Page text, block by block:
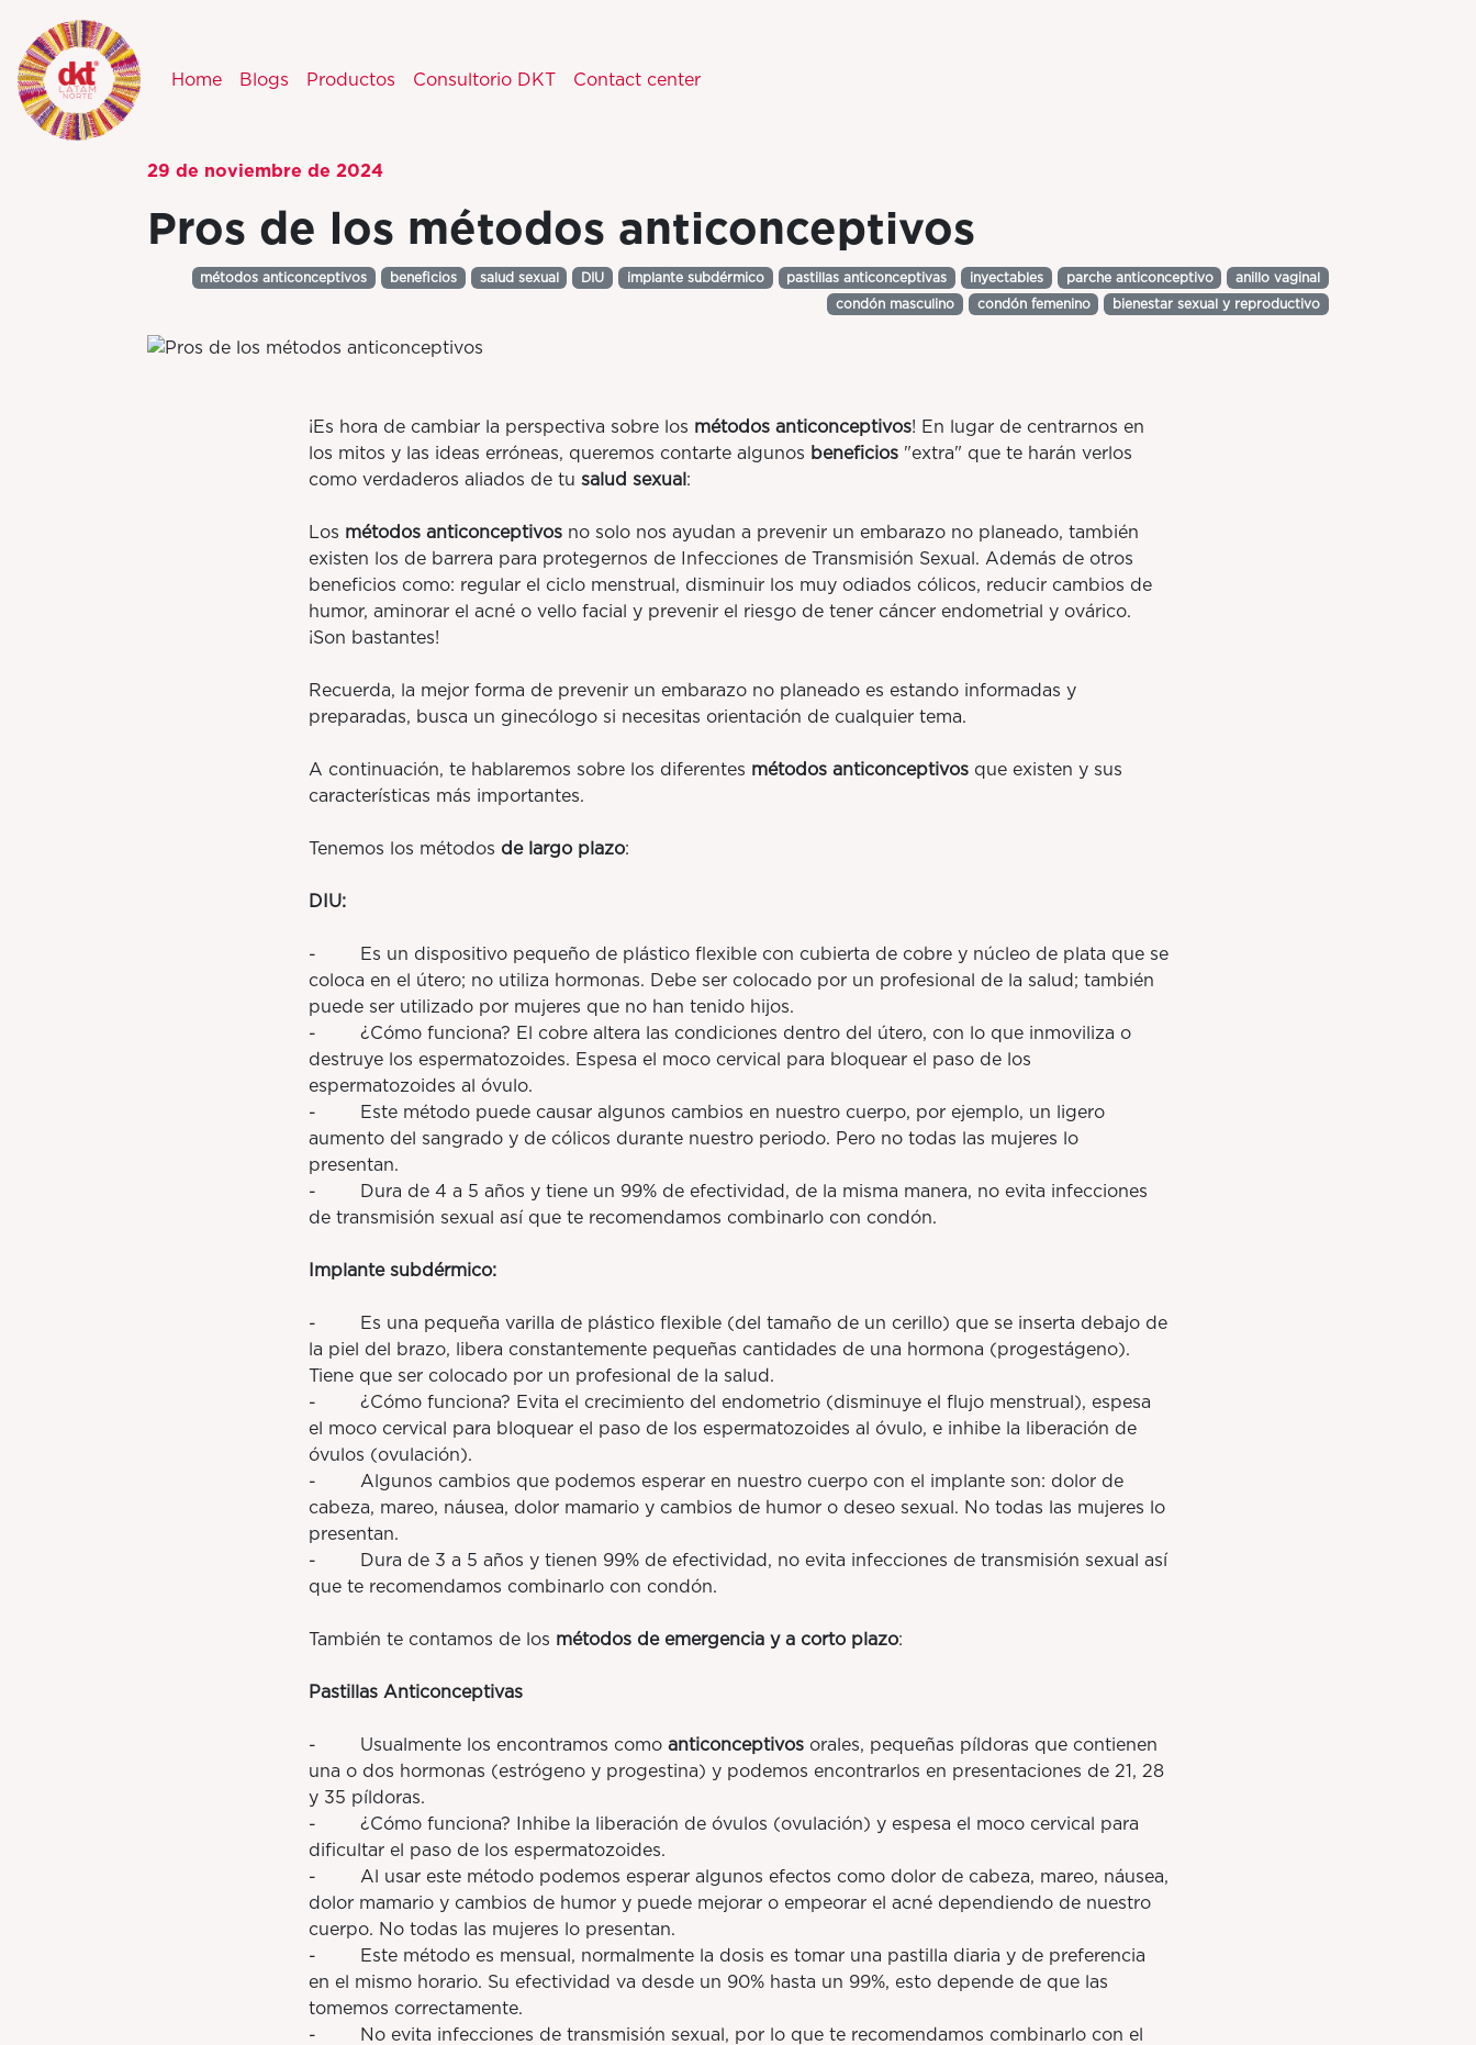
Home Blogs Productos Consultorio DKT Contact center
29 de noviembre de 2024
Pros de los métodos anticonceptivos
métodos anticonceptivos beneficios salud sexual DIU implante subdérmico pastillas anticonceptivas inyectables parche anticonceptivo
anillo vaginal
condón masculino
condón femenino bienestar sexual y reproductivo
¡Es hora de cambiar la perspectiva sobre los métodos anticonceptivos! En lugar de centrarnos en
los mitos y las ideas erróneas, queremos contarte algunos beneficios"extra" que te harán verlos
como verdaderos aliados de tu salud sexual :
Los métodos anticonceptivosno solo nos ayudan a prevenir un embarazo no planeado, también
existen los de barrera para protegernos de Infecciones de Transmisión Sexual. Además de otros
beneficios como: regular el ciclo menstrual, disminuir los muy odiados cólicos, reducir cambios de
humor, aminorar el acné o vello facial y prevenir el riesgo de tener cáncer endometrial y ovárico.
¡Son bastantes!
Recuerda, la mejor forma de prevenir un embarazo no planeado es estando informadas y
preparadas, busca un ginecólogo si necesitas orientación de cualquier tema.
A continuación, te hablaremos sobre los diferentes métodos anticonceptivosque existen y sus
características más importantes.
Tenemos los métodos de largo plazo:
DIU:
- Es un dispositivo pequeño de plástico flexible con cubierta de cobre y núcleo de plata que se
coloca en el útero; no utiliza hormonas. Debe ser colocado por un profesional de la salud; también
puede ser utilizado por mujeres que no han tenido hijos.
- ¿Cómo funciona? El cobre altera las condiciones dentro del útero, con lo que inmoviliza o
destruye los espermatozoides. Espesa el moco cervical para bloquear el paso de los
espermatozoides al óvulo.
- Este método puede causar algunos cambios en nuestro cuerpo, por ejemplo, un ligero
aumento del sangrado y de cólicos durante nuestro periodo. Pero no todas las mujeres lo
presentan.
- Dura de 4 a 5 años y tiene un 99% de efectividad, de la misma manera, no evita infecciones
de transmisión sexual así que te recomendamos combinarlo con condón.
Implante subdérmico:
- Es una pequeña varilla de plástico flexible (del tamaño de un cerillo) que se inserta debajo de
la piel del brazo, libera constantemente pequeñas cantidades de una hormona (progestágeno).
Tiene que ser colocado por un profesional de la salud.
- ¿Cómo funciona? Evita el crecimiento del endometrio (disminuye el flujo menstrual), espesa
el moco cervical para bloquear el paso de los espermatozoides al óvulo, e inhibe la liberación de
óvulos (ovulación).
- Algunos cambios que podemos esperar en nuestro cuerpo con el implante son: dolor de
cabeza, mareo, náusea, dolor mamario y cambios de humor o deseo sexual. No todas las mujeres lo
presentan.
- Dura de 3 a 5 años y tienen 99% de efectividad, no evita infecciones de transmisión sexual así
que te recomendamos combinarlo con condón.
También te contamos de los métodos de emergencia y a corto plazo:
Pastillas Anticonceptivas
- Usualmente los encontramos como anticonceptivosorales, pequeñas píldoras que contienen
una o dos hormonas (estrógeno y progestina) y podemos encontrarlos en presentaciones de 21, 28
y 35 píldoras.
- ¿Cómo funciona? Inhibe la liberación de óvulos (ovulación) y espesa el moco cervical para
dificultar el paso de los espermatozoides.
- Al usar este método podemos esperar algunos efectos como dolor de cabeza, mareo, náusea,
dolor mamario y cambios de humor y puede mejorar o empeorar el acné dependiendo de nuestro
cuerpo. No todas las mujeres lo presentan.
- Este método es mensual, normalmente la dosis es tomar una pastilla diaria y de preferencia
en el mismo horario. Su efectividad va desde un 90% hasta un 99%, esto depende de que las
tomemos correctamente.
- No evita infecciones de transmisión sexual, por lo que te recomendamos combinarlo con el